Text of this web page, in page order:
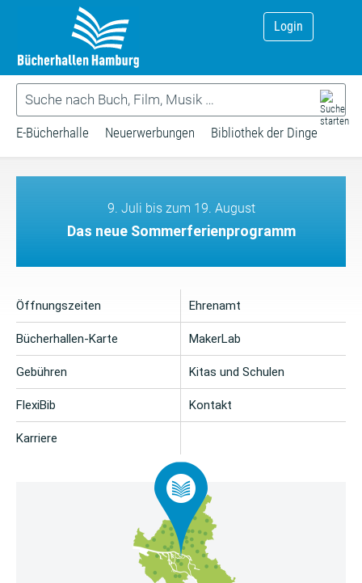
Login
E-Bücherhalle Neuerwerbungen Bibliothek der Dinge
9. Juli bis zum 19. August
Das neue Sommerferienprogramm
Öffnungszeiten
Bücherhallen-Karte
Gebühren
FlexiBib
Karriere
Ehrenamt
MakerLab
Kitas und Schulen
Kontakt